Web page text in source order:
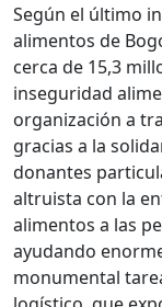
Según el último
alimentos de
cerca de 15,3
inseguridad
organización a
gracias a la
donantes
altruista con la
alimentos a las
ayudando
monumental